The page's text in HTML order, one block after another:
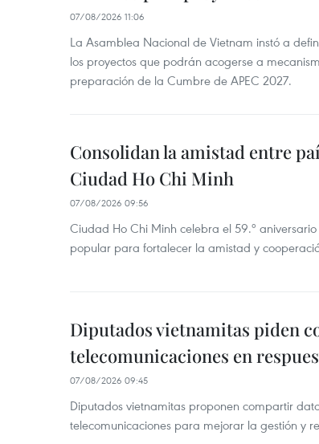
07/08/2026 11:06
La Asamblea Nacional de Vietnam instó a
los proyectos que podrán acogerse a
preparación de la Cumbre de APEC 2027.
Consolidan la amistad entre
Ciudad Ho Chi Minh
07/08/2026 09:56
Ciudad Ho Chi Minh celebra el 59.º
popular para fortalecer la amistad y
Diputados vietnamitas piden
telecomunicaciones en
07/08/2026 09:45
Diputados vietnamitas proponen compartir
telecomunicaciones para mejorar la gestión y